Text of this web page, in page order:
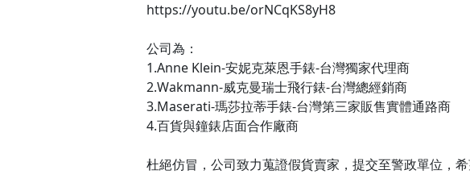
https://youtu.be/orNCqKS8yH8
公司為：
1.Anne Klein-安妮克萊恩手錶-台灣獨家代理商
2.Wakmann-威克曼瑞士飛行錶-台灣總經銷商
3.Maserati-瑪莎拉蒂手錶-台灣第三家販售實體通路商
4.百貨與鐘錶店面合作廠商
杜絕仿冒，公司致力蒐證假貨賣家，提交至警政單位，